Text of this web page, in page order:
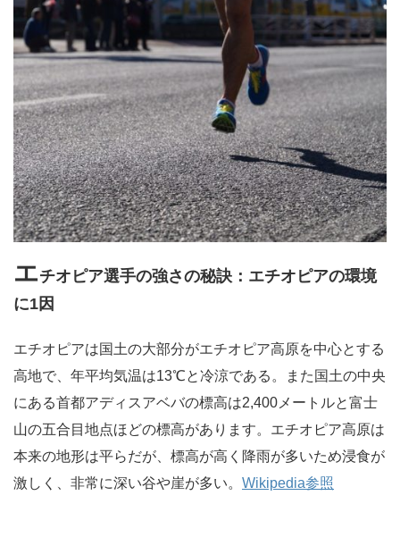
エチオピア選手の強さの秘訣： エチオピアの環境
に1因
エチオピアは国土の大部分がエチオピア高原を中心とする
高地で、年平均気温は13℃と冷涼である。また国土の中央
にある首都アディスアベバの標高は2,400メートルと富士
山の五合目地点ほどの標高があります。エチオピア高原は
本来の地形は平らだが、標高が高く降雨が多いため浸食が
激しく、非常に深い谷や崖が多い。 Wikipedia参照